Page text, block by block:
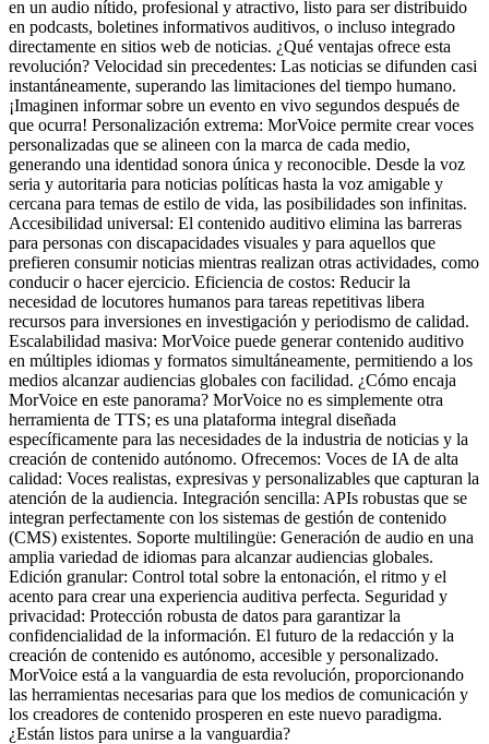
en un audio nítido, profesional y atractivo, listo para ser distribuido
en podcasts, boletines informativos auditivos, o incluso integrado
directamente en sitios web de noticias. ¿Qué ventajas ofrece esta
revolución? Velocidad sin precedentes: Las noticias se difunden casi
instantáneamente, superando las limitaciones del tiempo humano.
¡Imaginen informar sobre un evento en vivo segundos después de
que ocurra! Personalización extrema: MorVoice permite crear voces
personalizadas que se alineen con la marca de cada medio,
generando una identidad sonora única y reconocible. Desde la voz
seria y autoritaria para noticias políticas hasta la voz amigable y
cercana para temas de estilo de vida, las posibilidades son infinitas.
Accesibilidad universal: El contenido auditivo elimina las barreras
para personas con discapacidades visuales y para aquellos que
prefieren consumir noticias mientras realizan otras actividades, como
conducir o hacer ejercicio. Eficiencia de costos: Reducir la
necesidad de locutores humanos para tareas repetitivas libera
recursos para inversiones en investigación y periodismo de calidad.
Escalabilidad masiva: MorVoice puede generar contenido auditivo
en múltiples idiomas y formatos simultáneamente, permitiendo a los
medios alcanzar audiencias globales con facilidad. ¿Cómo encaja
MorVoice en este panorama? MorVoice no es simplemente otra
herramienta de TTS; es una plataforma integral diseñada
específicamente para las necesidades de la industria de noticias y la
creación de contenido autónomo. Ofrecemos: Voces de IA de alta
calidad: Voces realistas, expresivas y personalizables que capturan la
atención de la audiencia. Integración sencilla: APIs robustas que se
integran perfectamente con los sistemas de gestión de contenido
(CMS) existentes. Soporte multilingüe: Generación de audio en una
amplia variedad de idiomas para alcanzar audiencias globales.
Edición granular: Control total sobre la entonación, el ritmo y el
acento para crear una experiencia auditiva perfecta. Seguridad y
privacidad: Protección robusta de datos para garantizar la
confidencialidad de la información. El futuro de la redacción y la
creación de contenido es autónomo, accesible y personalizado.
MorVoice está a la vanguardia de esta revolución, proporcionando
las herramientas necesarias para que los medios de comunicación y
los creadores de contenido prosperen en este nuevo paradigma.
¿Están listos para unirse a la vanguardia?